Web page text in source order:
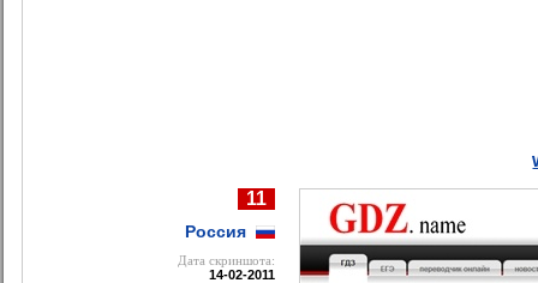
11
Россия
Дата cкриншота:
14-02-2011